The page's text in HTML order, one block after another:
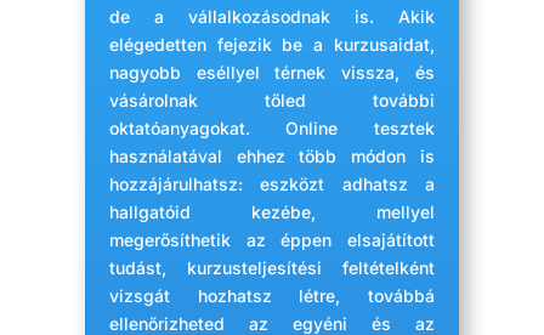
de a vállalkozásodnak is. Akik
elégedetten fejezik be a kurzusaidat,
nagyobb eséllyel térnek vissza, és
vásárolnak tőled további
oktatóanyagokat. Online tesztek
használatával ehhez több módon is
hozzájárulhatsz: eszközt adhatsz a
hallgatóid kezébe, mellyel
megerősíthetik az éppen elsajátított
tudást, kurzusteljesítési feltételként
vizsgát hozhatsz létre, továbbá
ellenőrizheted az egyéni és az